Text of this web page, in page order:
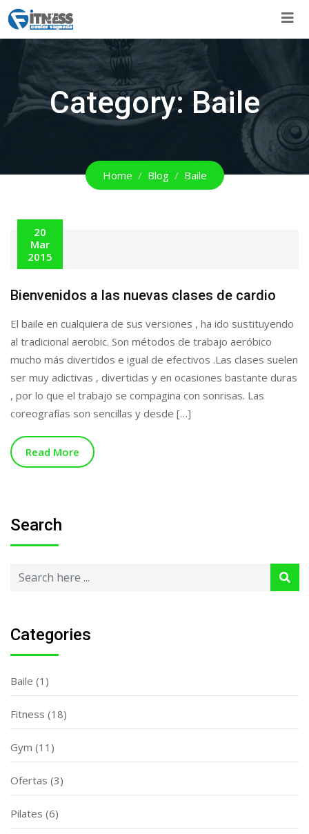
Skip
to
content
Category:Baile
Home Blog Baile
20
Mar
2015
Bienvenidos a las nuevas clases de cardio
El baile en cualquiera de sus versiones , ha ido sustituyendo
al tradicional aerobic. Son métodos de trabajo aeróbico
mucho más divertidos e igual de efectivos .Las clases suelen
ser muy adictivas , divertidas y en ocasiones bastante duras
, por lo que el trabajo se compagina con sonrisas. Las
coreografías son sencillas y desde […]
Read More
Search
Categories
Baile (1)
Fitness (18)
Gym (11)
Ofertas (3)
Pilates (6)